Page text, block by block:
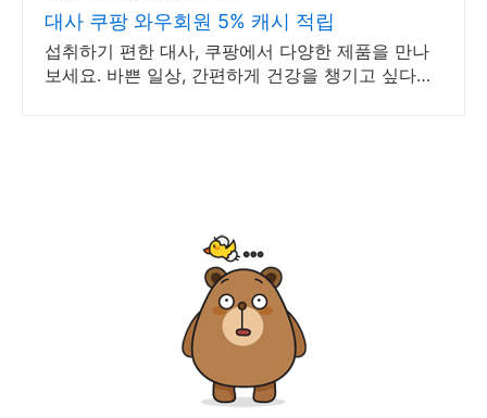
대사 쿠팡 와우회원 5% 캐시 적립
섭취하기 편한 대사, 쿠팡에서 다양한 제품을 만나
보세요. 바쁜 일상, 간편하게 건강을 챙기고 싶다면